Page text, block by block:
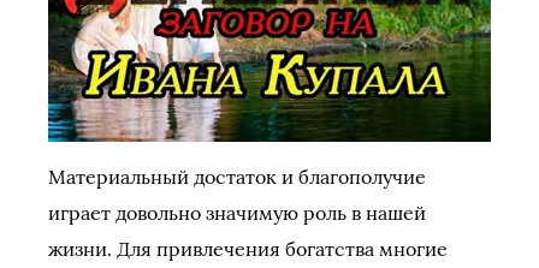
Материальный достаток и благополучие
играет довольно значимую роль в нашей
жизни. Для привлечения богатства многие